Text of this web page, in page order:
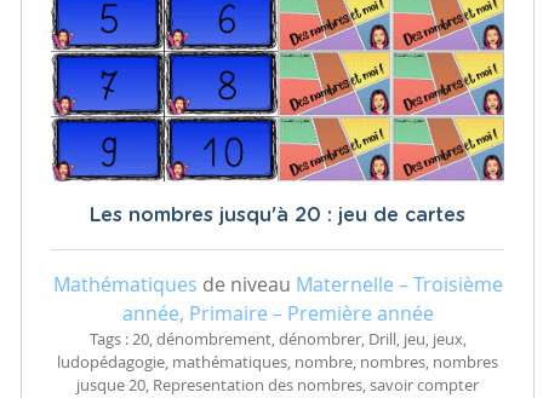
Les nombres jusqu'à 20 : jeu de cartes
Mathématiques de niveau Maternelle – Troisième
année, Primaire – Première année
Tags : 20, dénombrement, dénombrer, Drill, jeu, jeux,
ludopédagogie, mathématiques, nombre, nombres, nombres
jusque 20, Representation des nombres, savoir compter